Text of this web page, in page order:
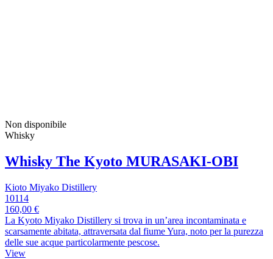
Non disponibile
Whisky
Whisky The Kyoto MURASAKI-OBI
Kioto Miyako Distillery
10114
160,00 €
La Kyoto Miyako Distillery si trova in un’area incontaminata e
scarsamente abitata, attraversata dal fiume Yura, noto per la purezza
delle sue acque particolarmente pescose.
View